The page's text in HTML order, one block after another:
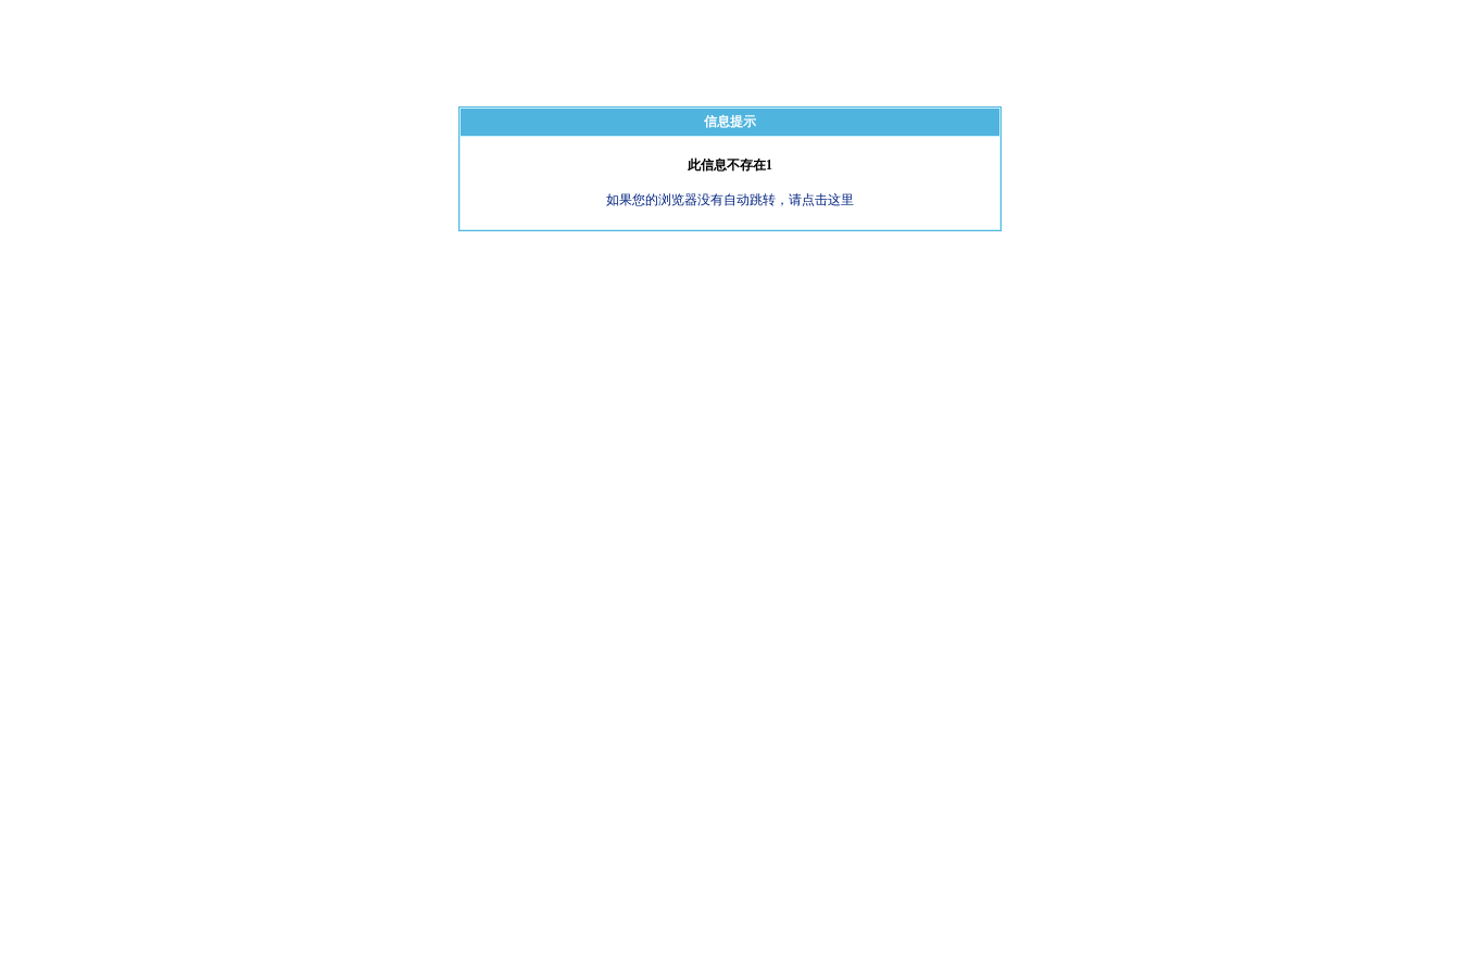
信息提示
此信息不存在1
如果您的浏览器没有自动跳转，请点击这里